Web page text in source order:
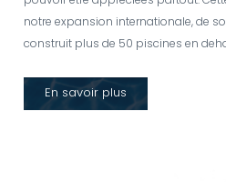
notre expansion internationale, de
construit plus de 50 piscines en
En savoir plus